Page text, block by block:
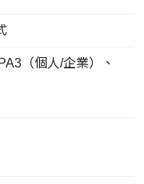
（個人/企業）、